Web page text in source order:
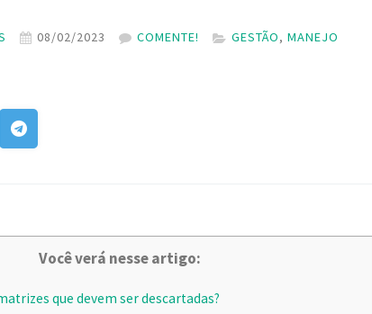
08/02/2023 COMENTE! GESTÃO,MANEJO
Você verá nesse artigo:
que devem ser descartadas?